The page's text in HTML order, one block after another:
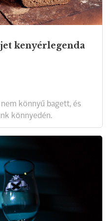
kenyérlegenda
könnyű bagett, és
könnyedén.